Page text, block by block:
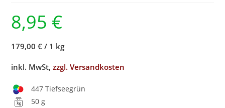
8,95 €
179,00 € / 1 kg
inkl. MwSt,zzgl. Versandkosten
447 Tiefseegrün
50 g